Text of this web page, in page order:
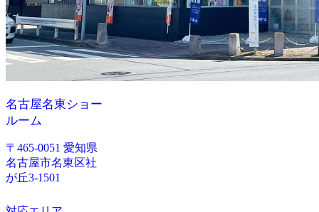
名古屋名東ショー
ルーム
〒465-0051 愛知県
名古屋市名東区社
が丘3-1501